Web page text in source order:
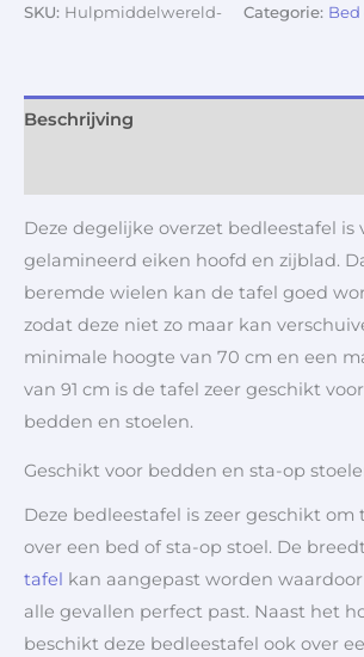
SKU: Hulpmiddelwereld- Categorie:
Beschrijving
Deze degelijke overzet bedleestafel is
gelamineerd eiken hoofd en zijblad.
beremde wielen kan de tafel goed
zodat deze niet zo maar kan
minimale hoogte van 70 cm en een
van 91 cm is de tafel zeer geschikt
bedden en stoelen.
Geschikt voor bedden en sta-op
Deze bedleestafel is zeer geschikt
over een bed of sta-op stoel. De
tafel
kan aangepast worden
alle gevallen perfect past. Naast het
beschikt deze bedleestafel ook over